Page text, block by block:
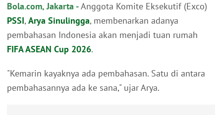
Bola.com, Jakarta -Anggota Komite Eksekutif (Exco)
PSSI, Arya Sinulingga, membenarkan adanya
pembahasan Indonesia akan menjadi tuan rumah
FIFA ASEAN Cup 2026.
"Kemarin kayaknya ada pembahasan. Satu di antara
pembahasannya ada ke sana," ujar Arya.